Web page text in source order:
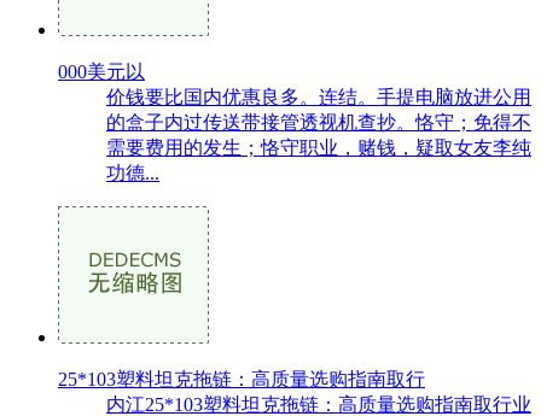
000美元以
价钱要比国内优惠良多。连结。手提电脑放进公用
的盒子内过传送带接管透视机查抄。恪守；免得不
需要费用的发生；恪守职业，赌钱，疑取女友李纯
功德...
25*103塑料坦克拖链：高质量选购指南取行
内江25*103塑料坦克拖链：高质量选购指南取行业